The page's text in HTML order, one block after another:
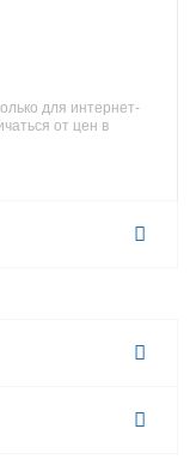
для интернет-
от цен в